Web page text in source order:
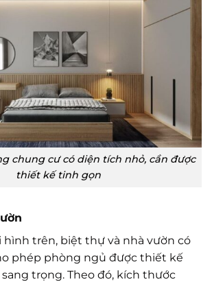
chung cư có diện tích nhỏ, cần được
thiết kế tinh gọn
hình trên, biệt thự và nhà vườn có
phép phòng ngủ được thiết kế
trọng. Theo đó, kích thước